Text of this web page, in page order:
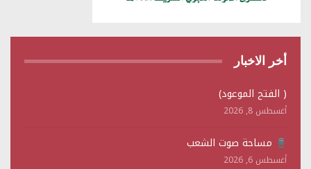
أخر الاخبار
( الفتح الموعود)
أغسطس 8, 2026
مساحة صوت الشعب
أغسطس 6, 2026